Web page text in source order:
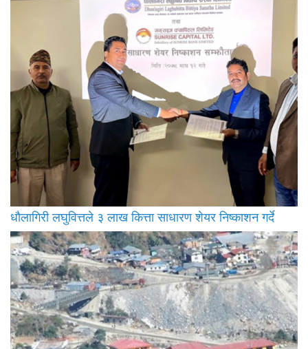
धौलागिरी लघुवित्तले ३ लाख कित्ता साधारण शेयर निष्काशन गर्दे